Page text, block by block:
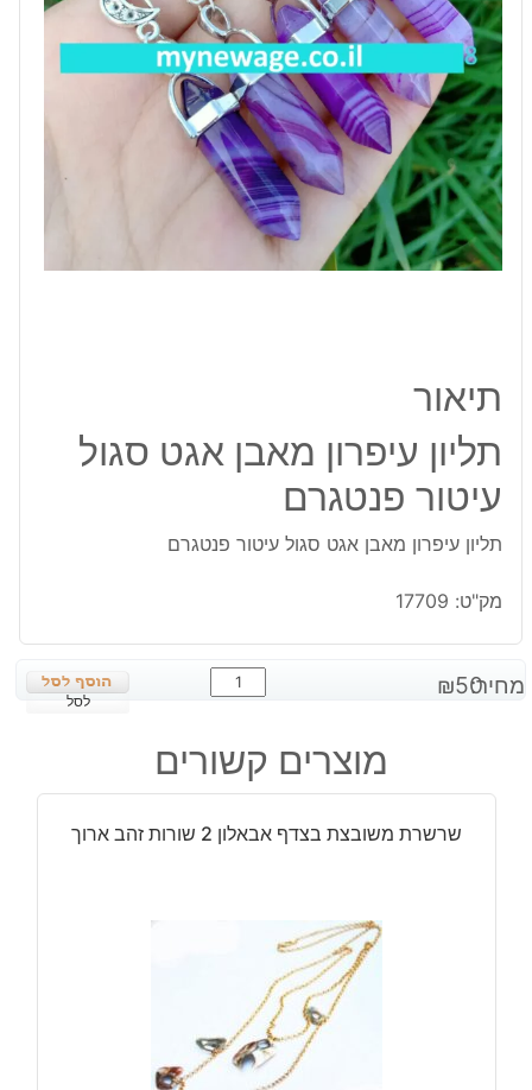
תיאור
תליון עיפרון מאבן אגט סגול
עיטור פנטגרם
תליון עיפרון מאבן אגט סגול עיטור פנטגרם
מק"ט: 17709
מחיר: ₪50
כמות
של
עיפרון
מאבן
סגול
לסל
מוצרים קשורים
שרשרת משובצת בצדף אבאלון 2 שורות זהב ארוך